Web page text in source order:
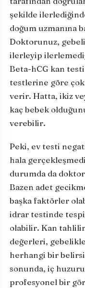
şekilde
doğum uzmanına
Doktorunuz,
ilerleyip
Beta-hCG kan
testlerine göre çok
verir. Hatta, ikiz
kaç bebek
verebilir.
Peki, ev testi
hala
durumda da
Bazen adet
başka faktörler
idrar testinde
olabilir. Kan
değerleri,
herhangi bir
sonunda, iç
profesyonel bir